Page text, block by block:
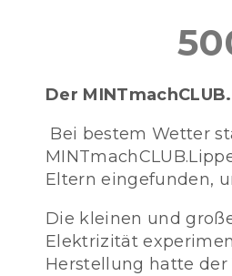
Der
Bei bestem Wetter
Eltern eingefunden,
Die kleinen und
Elektrizität
Herstellung hatte